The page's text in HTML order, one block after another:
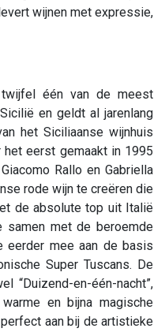
wijnen met expressie,
één van de meest
en geldt al jarenlang
het Siciliaanse wijnhuis
het eerst gemaakt in 1995
Rallo en Gabriella
rode wijn te creëren die
de absolute top uit Italië
samen met de beroemde
eerder mee aan de basis
Super Tuscans. De
“Duizend-en-één-nacht”,
en bijna magische
aan bij de artistieke